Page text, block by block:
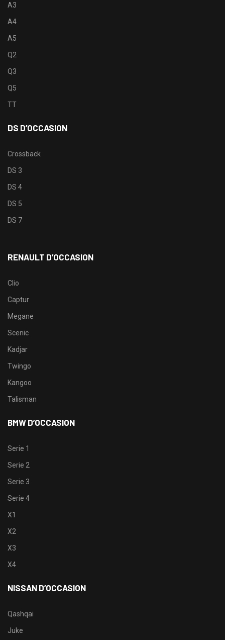
A3
A4
A5
Q2
Q3
Q5
TT
DS D’OCCASION
Crossback
DS 3
DS 4
DS 5
DS 7
RENAULT D’OCCASION
Clio
Captur
Megane
Scenic
Kadjar
Twingo
Kangoo
Talisman
BMW D’OCCASION
Serie 1
Serie 2
Serie 3
Serie 4
X1
X2
X3
X4
NISSAN D’OCCASION
Qashqai
Juke